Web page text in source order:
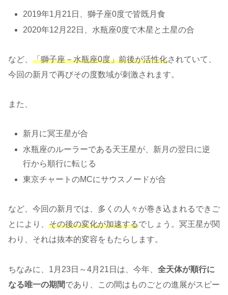
2019年1月21日、獅子座0度で皆既月食
2020年12月22日、水瓶座0度で木星と土星の合
など、 「獅子座－水瓶座0度」前後が活性化されていて、
今回の新月で再びその度数域が刺激されます。
また、
新月に冥王星が合
水瓶座のルーラーである天王星が、新月の翌日に逆
行から順行に転じる
東京チャートのMCにサウスノードが合
など、今回の新月では、多くの人々が巻き込まれるできご
とにより、 その後の変化が加速するでしょう。冥王星が関
わり、それは抜本的変容をもたらします。
ちなみに、1月23日～4月21日は、今年、 全天体が順行に
なる唯一の期間であり、この間はものごとの進展がスピー